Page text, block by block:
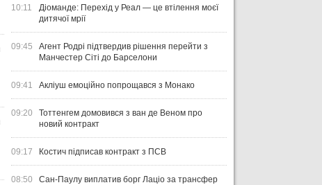
10:11
Діоманде: Перехід у Реал — це втілення моєї
дитячої мрії
09:45
Агент Родрі підтвердив рішення перейти з
Манчестер Сіті до Барселони
09:41 Акліуш емоційно попрощався з Монако
09:20
Тоттенгем домовився з ван де Веном про
новий контракт
09:17 Костич підписав контракт з ПСВ
08:50
Сан-Паулу виплатив борг Лаціо за трансфер